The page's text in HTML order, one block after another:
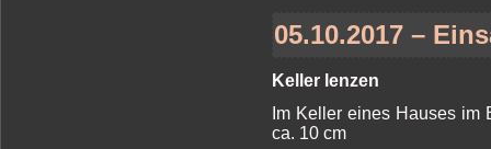
05.10.2017 –
Keller lenzen
Im Keller eines Hauses im
ca. 10 cm